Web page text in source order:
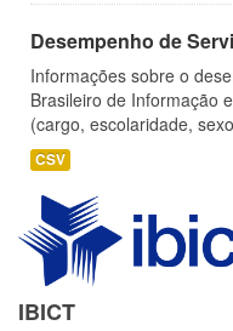
Desempenho de
Informações sobre o
Brasileiro de Informação
(cargo, escolaridade,
CSV
IBICT